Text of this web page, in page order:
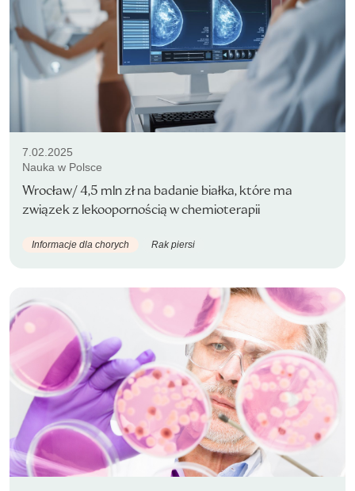
7.02.2025
Nauka w Polsce
Wrocław/ 4,5 mln zł na badanie białka, które ma
związek z lekoopornością w chemioterapii
Informacje dla chorych Rak piersi